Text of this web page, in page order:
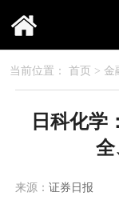
当前位置： 首页 > 金
日科化学
全
来源： 证券日报